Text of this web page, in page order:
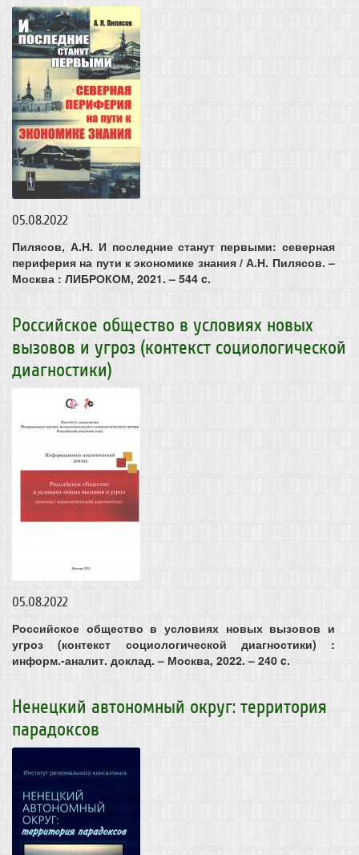
05.08.2022
Пилясов, А.Н. И последние станут первыми: северная
периферия на пути к экономике знания / А.Н. Пилясов. –
Москва : ЛИБРОКОМ, 2021. – 544 c.
Российское общество в условиях новых
вызовов и угроз (контекст социологической
диагностики)
05.08.2022
Российское общество в условиях новых вызовов и
угроз (контекст социологической диагностики) :
информ.-аналит. доклад. – Москва, 2022. – 240 c.
Ненецкий автономный округ: территория
парадоксов